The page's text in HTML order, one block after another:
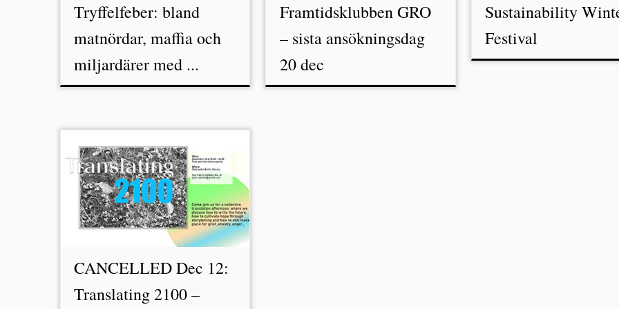
Tryffelfeber: bland
matnördar, maffia och
miljardärer med ...
Framtidsklubben GRO
– sista ansökningsdag
20 dec
Sustainability
Festival
CANCELLED Dec 12:
Translating 2100 –